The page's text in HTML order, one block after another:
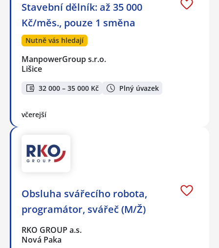
Stavební dělník: až 35 000
Kč/měs., pouze 1 směna
Nutně vás hledají
ManpowerGroup s.r.o.
Lišice
32 000 – 35 000 Kč Plný úvazek
včerejší
Obsluha svářecího robota,
programátor, svářeč (M/Ž)
RKO GROUP a.s.
Nová Paka